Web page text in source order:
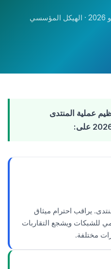
عملية المنتدى
يراقب احترام ميثاق
للشبكات ويشجع التقاربات
مختلفة.